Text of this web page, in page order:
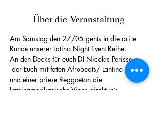
Über die Veranstaltung
Am Samstag den 27/05 gehts in die dritte
Runde unserer Latino Night Event Reihe.
An den Decks für euch DJ Nicolas Perisse,
der Euch mit fetten Afrobeats/ Lantino Sound
und einer priese Reggaeton die
Lateinamerikanische Vibes direkt in’s